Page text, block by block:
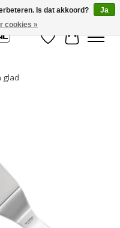
Verlanglijst
glad
Items
Is dat akkoord?
Ja
cookies »